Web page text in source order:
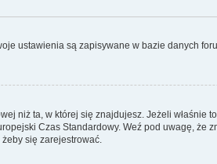
ustawienia są zapisywane w bazie danych
niż ta, w której się znajdujesz. Jeżeli
Czas Standardowy. Weź pod uwagę,
się zarejestrować.